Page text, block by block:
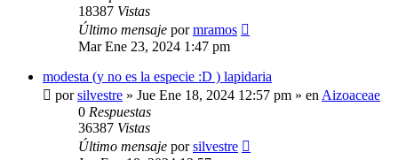
18387 Vistas
Último mensaje pormramos
Mar Ene 23, 2024 1:47 pm
modesta (y no es la especie :D ) lapidaria
porsilvestre » Jue Ene 18, 2024 12:57 pm » en Aizoaceae
0 Respuestas
36387 Vistas
Último mensaje porsilvestre